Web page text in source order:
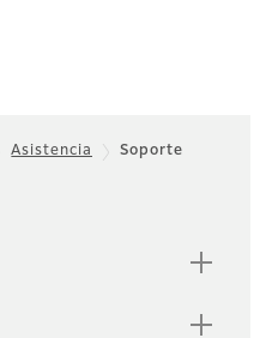
Asistencia
Soporte